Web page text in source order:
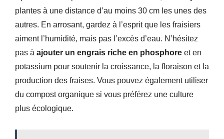
plantes à une distance d’au moins 30 cm les unes des
autres. En arrosant, gardez à l’esprit que les fraisiers
aiment l’humidité, mais pas l’excès d’eau. N’hésitez
pas à ajouter un engrais riche en phosphore et en
potassium pour soutenir la croissance, la floraison et la
production des fraises. Vous pouvez également utiliser
du compost organique si vous préférez une culture
plus écologique.